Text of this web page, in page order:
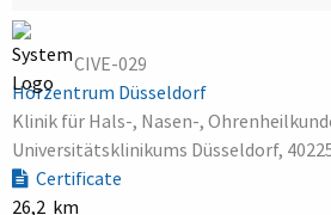
CIVE-029
Hörzentrum Düsseldorf
Klinik für Hals-, Nasen-,
Universitätsklinikums Düsseldorf,
Certificate
26,2 km